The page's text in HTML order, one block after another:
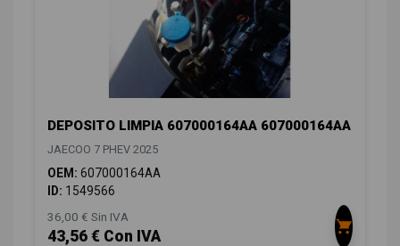
DEPOSITO LIMPIA 607000164AA 607000164AA
JAECOO 7 PHEV 2025
OEM: 607000164AA
ID: 1549566
36,00 € Sin IVA
43,56 € Con IVA